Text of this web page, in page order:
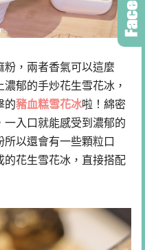
，兩者香氣可以這麼
郁的手炒花生雪花冰，
的豬血糕雪花冰啦！綿密
入口就能感受到濃郁的
以還會有一些顆粒口
花生雪花冰，直接搭配